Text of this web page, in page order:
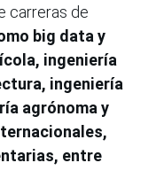
carreras de
big data y
ingeniería
ingeniería
agrónoma y
entre